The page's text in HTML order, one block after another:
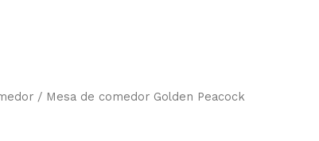
/ Mesa de comedor Golden Peacock